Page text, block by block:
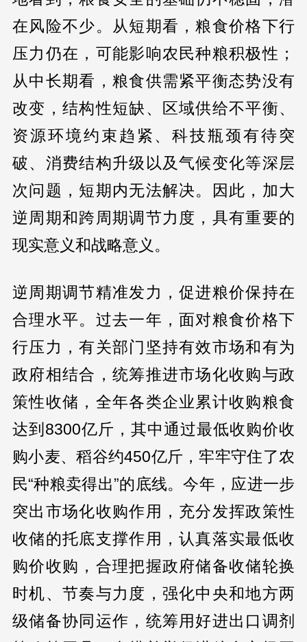
在风险不少。从短期看，粮食价格下行
压力仍在，可能影响农民种粮积极性；
从中长期看，粮食供需紧平衡态势没有
改变，结构性短缺、区域供给不平衡、
资源环境约束趋紧、科技瓶颈有待突
破、消费结构升级以及气候变化等深层
次问题，短期内无法解决。因此，加大
逆周期和跨周期调节力度，具有重要的
现实意义和战略意义。
逆周期调节精准发力，促进粮价保持在
合理水平。过去一年，面对粮食价格下
行压力，有关部门坚持有效市场和有为
政府相结合，统筹推进市场化收购与政
策性收储，全年各类企业累计收购粮食
达到8300亿斤，其中通过最低收购价收
购小麦、稻谷约450亿斤，牢牢守住了农
民“种粮卖得出”的底线。今年，应进一步
突出市场化收购作用，充分发挥政策性
收储的托底支撑作用，认真落实最低收
购价收购，合理把握政府储备收储轮换
时机、节奏与力度，强化中央和地方两
级储备协同运作，统筹用好进出口调剂